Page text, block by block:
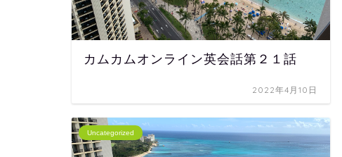
カムカムオンライン英会話第２１話
2022年4月10日
Uncategorized